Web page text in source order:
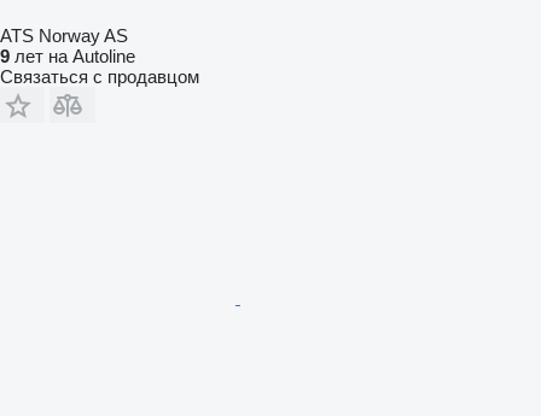
ATS Norway AS
9 лет на Autoline
Связаться с продавцом